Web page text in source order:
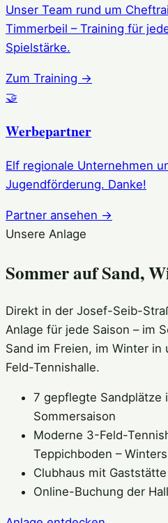
Unser Team rund um
Timmerbeil – Training für
Spielstärke.
Zum Training →
🤝
Werbepartner
Elf regionale Unternehmen
Jugendförderung. Danke!
Partner ansehen →
Unsere Anlage
Sommer auf Sand,
Direkt in der Josef-Seib-
Anlage für jede Saison – im
Sand im Freien, im Winter
Feld-Tennishalle.
7 gepflegte Sandplätze
Sommersaison
Moderne 3-Feld-
Teppichboden –
Clubhaus mit
Online-Buchung der